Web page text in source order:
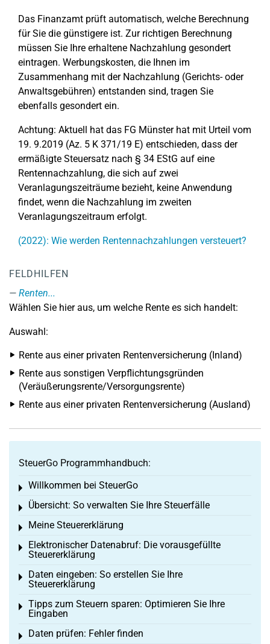
Das Finanzamt prüft automatisch, welche Berechnung
für Sie die günstigere ist. Zur richtigen Berechnung
müssen Sie Ihre erhaltene Nachzahlung gesondert
eintragen. Werbungskosten, die Ihnen im
Zusammenhang mit der Nachzahlung (Gerichts- oder
Anwaltsgebühren) entstanden sind, tragen Sie
ebenfalls gesondert ein.
Achtung: Aktuell hat das FG Münster hat mit Urteil vom
19. 9.2019 (Az. 5 K 371/19 E) entschieden, dass der
ermäßigte Steuersatz nach § 34 EStG auf eine
Rentennachzahlung, die sich auf zwei
Veranlagungszeiträume bezieht, keine Anwendung
findet, wenn die Nachzahlung im zweiten
Veranlagungszeitraum erfolgt.
(2022): Wie werden Rentennachzahlungen versteuert?
FELDHILFEN
Renten...
Wählen Sie hier aus, um welche Rente es sich handelt:
Auswahl:
Rente aus einer privaten Rentenversicherung (Inland)
Rente aus sonstigen Verpflichtungsgründen
(Veräußerungsrente/Versorgungsrente)
Rente aus einer privaten Rentenversicherung (Ausland)
SteuerGo Programmhandbuch:
Willkommen bei SteuerGo
Toggle menu
Übersicht: So verwalten Sie Ihre Steuerfälle
Toggle menu
Meine Steuererklärung
Toggle menu
Elektronischer Datenabruf: Die vorausgefüllte
Steuererklärung
Toggle menu
Daten eingeben: So erstellen Sie Ihre
Steuererklärung
Toggle menu
Tipps zum Steuern sparen: Optimieren Sie Ihre
Eingaben
Toggle menu
Daten prüfen: Fehler finden
Toggle menu